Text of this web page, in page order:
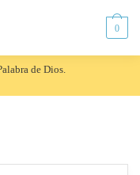
0
de Dios.